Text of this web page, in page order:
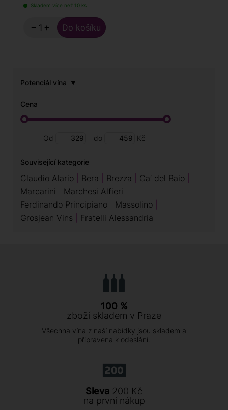
Skladem více než 10 ks
− +
Potenciál vína
Cena
Od do Kč
Související kategorie
Claudio Alario Bera Brezza
Ca’ del Baio
Marcarini
Marchesi Alfieri
Ferdinando Principiano
Massolino
Grosjean Vins
Fratelli Alessandria
100 %
zboží skladem v Praze
Všechna vína z naší nabídky jsou skladem a
připravena k odeslání.
Sleva 200 Kč
na první nákup